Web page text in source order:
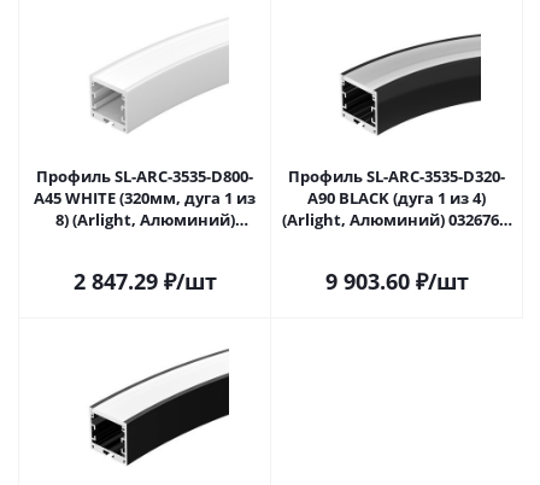
Профиль SL-ARC-3535-D800-
A45 WHITE (320мм, дуга 1 из
8) (Arlight, Алюминий)
2 847.29₽/шт
Профиль SL-ARC-3535-D320-
A90 BLACK (дуга 1 из 4)
(Arlight, Алюминий) 032676 в
9 903.60₽/шт